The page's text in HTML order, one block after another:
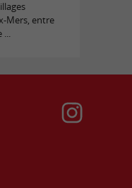
Mers, entre
...